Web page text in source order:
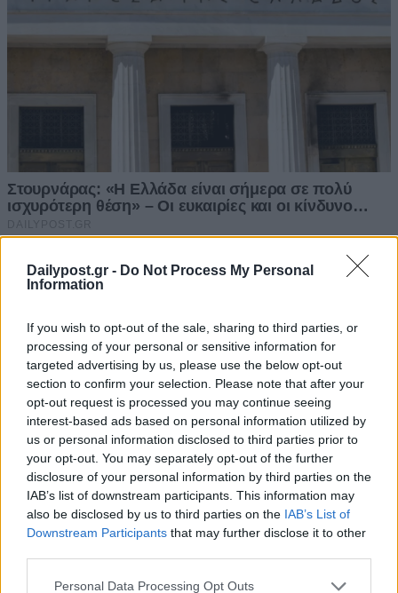
Dailypost.gr - Do Not Process My Personal
Information
If you wish to opt-out of the sale, sharing to third parties, or
processing of your personal or sensitive information for
targeted advertising by us, please use the below opt-out
section to confirm your selection. Please note that after your
opt-out request is processed you may continue seeing
interest-based ads based on personal information utilized by
us or personal information disclosed to third parties prior to
your opt-out. You may separately opt-out of the further
disclosure of your personal information by third parties on the
IAB’s list of downstream participants. This information may
also be disclosed by us to third parties on the IAB’s List of
Downstream Participants that may further disclose it to other
Personal Data Processing Opt Outs